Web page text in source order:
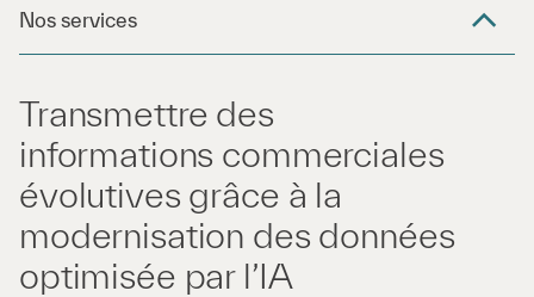
Nos services
Transmettre des
informations commerciales
évolutives grâce à la
modernisation des données
optimisée par l’IA